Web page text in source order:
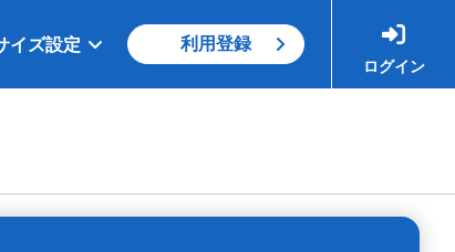
イズ設定 利用登録
ログイン